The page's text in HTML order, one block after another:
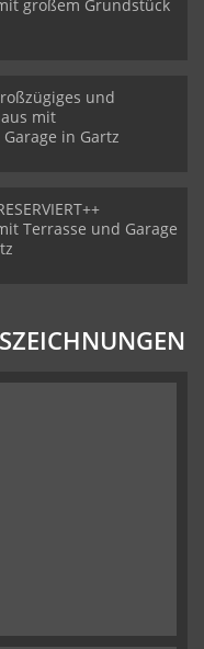
großem Grundstück
und
mit
in Gartz
Terrasse und Garage